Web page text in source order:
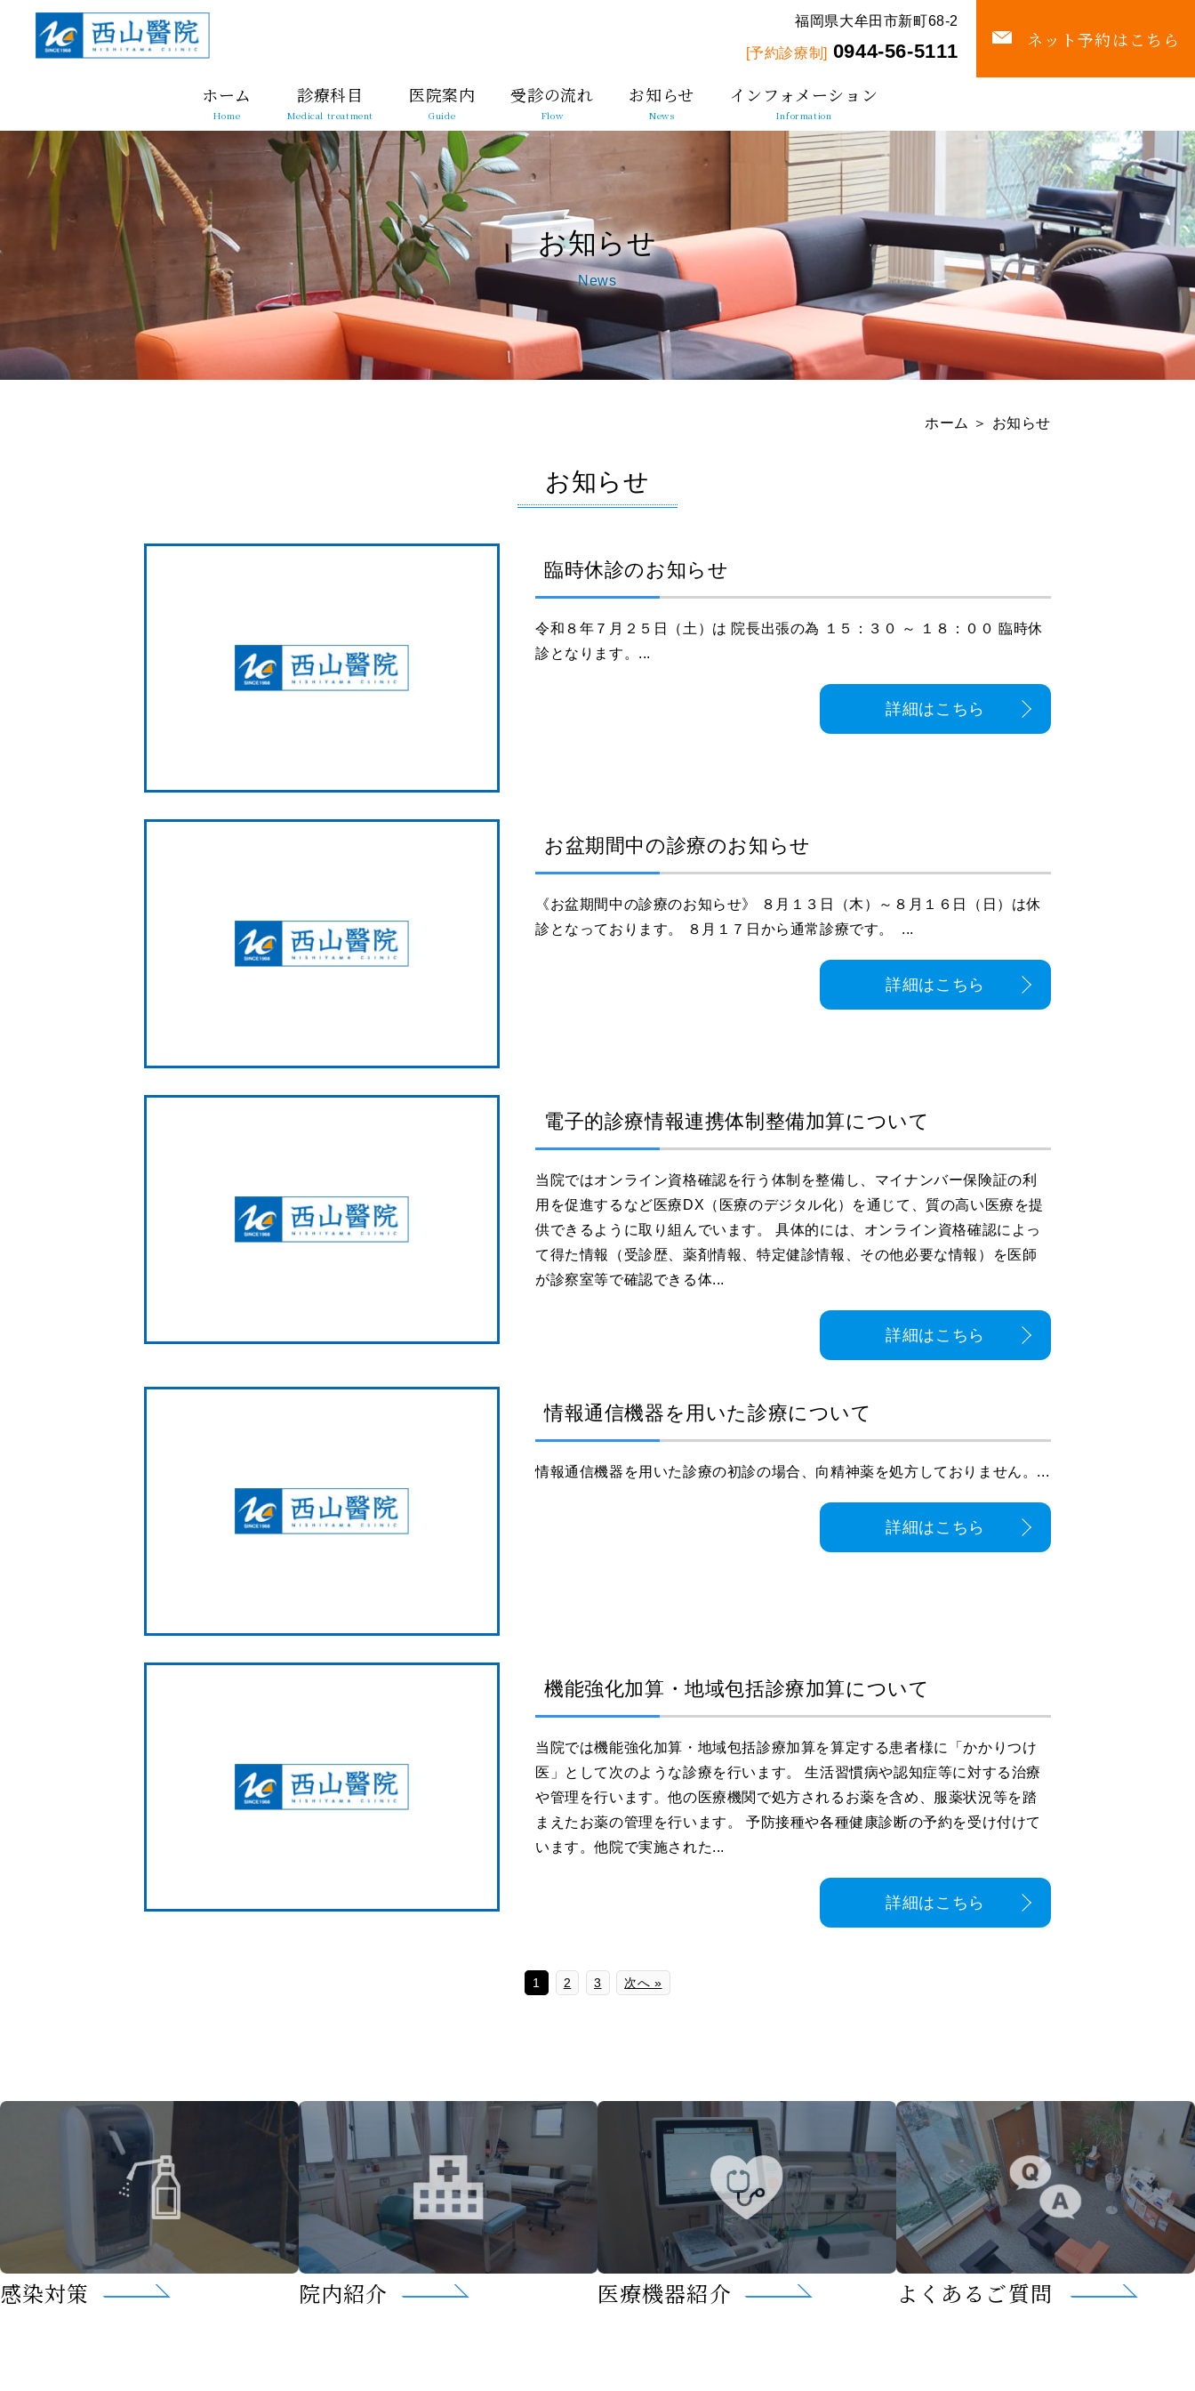
ホーム
Home
診療科目
Medical treatment
医院案内
Guide
受診の流れ
Flow
お知らせ
News
インフォメーション
Information
福岡県大牟田市新町68-2
[予約診療制] 0944-56-5111
ネット予約はこちら
お知らせ
News
ホーム ＞ お知らせ
お知らせ
臨時休診のお知らせ
令和８年７月２５日（土）は 院長出張の為 １５：３０ ～ １８：００ 臨時休
診となります。...
詳細はこちら
お盆期間中の診療のお知らせ
《お盆期間中の診療のお知らせ》 ８月１３日（木）～８月１６日（日）は休
診となっております。 ８月１７日から通常診療です。 ...
詳細はこちら
電子的診療情報連携体制整備加算について
当院ではオンライン資格確認を行う体制を整備し、マイナンバー保険証の利
用を促進するなど医療DX（医療のデジタル化）を通じて、質の高い医療を提
供できるように取り組んでいます。 具体的には、オンライン資格確認によっ
て得た情報（受診歴、薬剤情報、特定健診情報、その他必要な情報）を医師
が診察室等で確認できる体...
詳細はこちら
情報通信機器を用いた診療について
情報通信機器を用いた診療の初診の場合、向精神薬を処方しておりません。...
詳細はこちら
機能強化加算・地域包括診療加算について
当院では機能強化加算・地域包括診療加算を算定する患者様に「かかりつけ
医」として次のような診療を行います。 生活習慣病や認知症等に対する治療
や管理を行います。他の医療機関で処方されるお薬を含め、服薬状況等を踏
まえたお薬の管理を行います。 予防接種や各種健康診断の予約を受け付けて
います。他院で実施された...
詳細はこちら
1 2 3 次へ »
感染対策 院内紹介 医療機器紹介 よくあるご質問